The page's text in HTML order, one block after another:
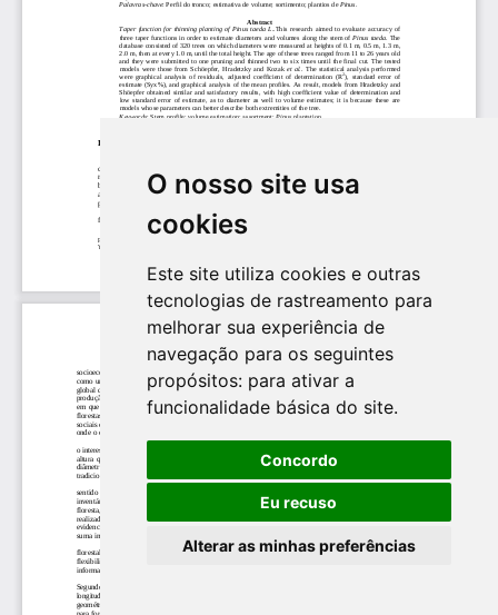
O nosso site usa
cookies
Este site utiliza cookies e outras
tecnologias de rastreamento para
melhorar sua experiência de
navegação para os seguintes
propósitos: para ativar a
funcionalidade básica do site.
Concordo
Eu recuso
Alterar as minhas preferências